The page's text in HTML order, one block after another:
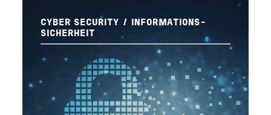
CYBER SECURITY / INFORMATIONS-
SICHERHEIT